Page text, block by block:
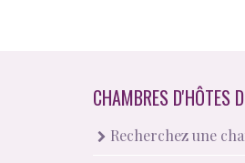
CHAMBRES D'HÔTES
Recherchez une